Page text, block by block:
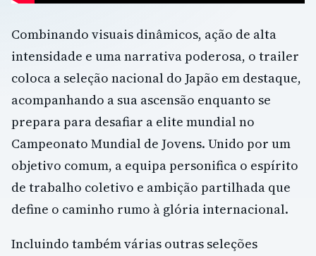
Combinando visuais dinâmicos, ação de alta
intensidade e uma narrativa poderosa, o trailer
coloca a seleção nacional do Japão em destaque,
acompanhando a sua ascensão enquanto se
prepara para desafiar a elite mundial no
Campeonato Mundial de Jovens. Unido por um
objetivo comum, a equipa personifica o espírito
de trabalho coletivo e ambição partilhada que
define o caminho rumo à glória internacional.
Incluindo também várias outras seleções